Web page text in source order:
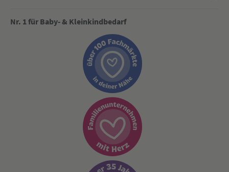
Nr. 1 für Baby- & Kleinkindbedarf